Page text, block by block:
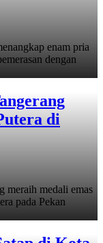
enam pria
dengan
di
meraih medali emas
pada Pekan